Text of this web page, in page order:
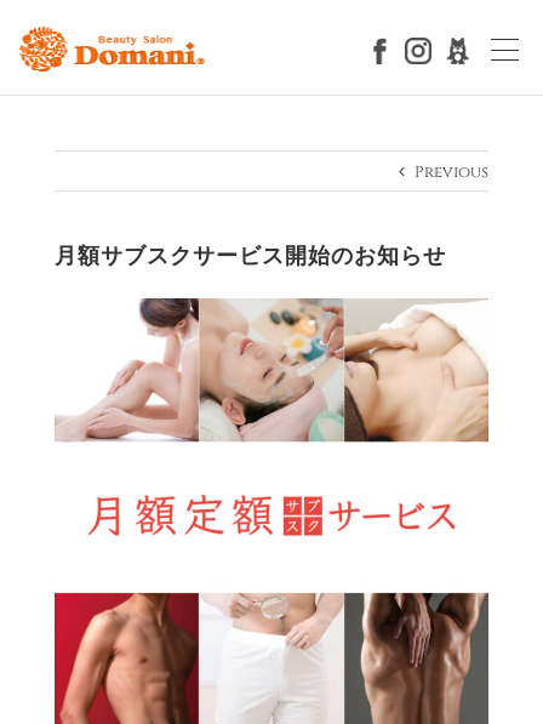
content
Previous
月額サブスクサービス開始のお知らせ